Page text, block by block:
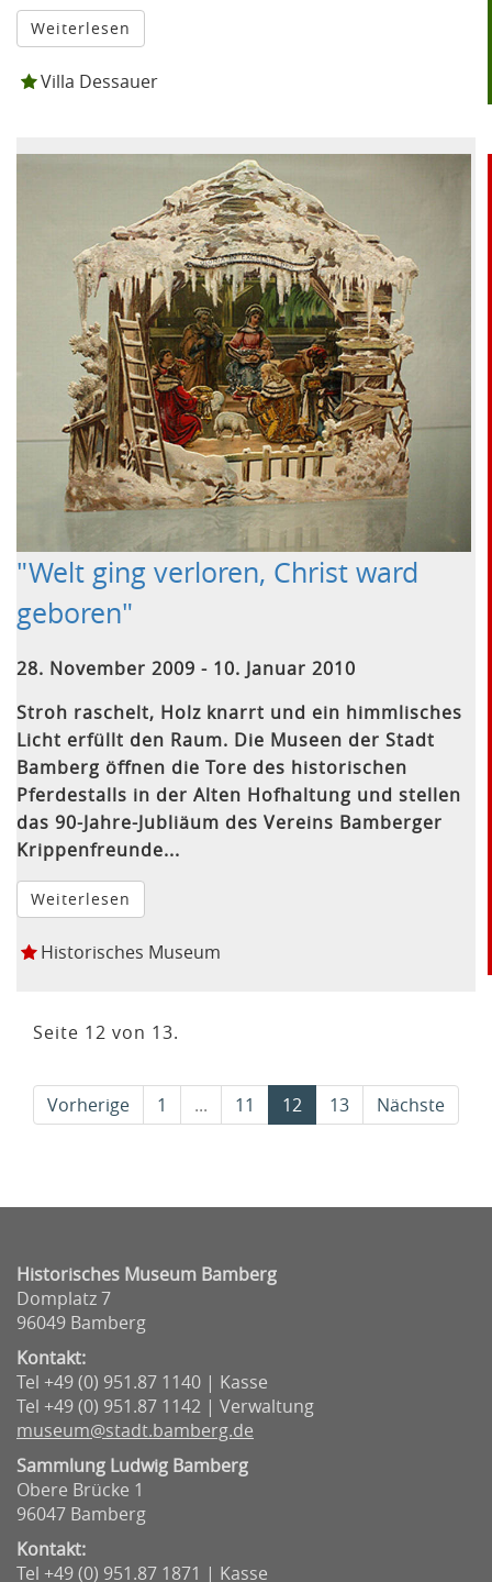
Weiterlesen
Villa Dessauer
"Welt ging verloren, Christ ward
geboren"
28. November 2009 - 10. Januar 2010
Stroh raschelt, Holz knarrt und ein himmlisches
Licht erfüllt den Raum. Die Museen der Stadt
Bamberg öffnen die Tore des historischen
Pferdestalls in der Alten Hofhaltung und stellen
das 90-Jahre-Jubliäum des Vereins Bamberger
Krippenfreunde...
Weiterlesen
Historisches Museum
Seite 12 von 13.
Vorherige 1 ... 11 12 (current)
13 Nächste
Historisches Museum Bamberg
Domplatz 7
96049 Bamberg
Kontakt:
Tel +49 (0) 951.87 1140 | Kasse
Tel +49 (0) 951.87 1142 | Verwaltung
museum@stadt.bamberg.de
Sammlung Ludwig Bamberg
Obere Brücke 1
96047 Bamberg
Kontakt:
Tel +49 (0) 951.87 1871 | Kasse